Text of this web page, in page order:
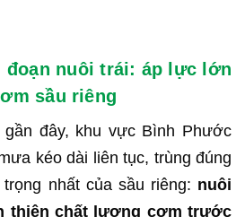
đoạn nuôi trái: áp lực lớn
sầu riêng
gần đây, khu vực Bình Phước
kéo dài liên tục, trùng đúng
nhất của sầu riêng: nuôi
thiện chất lượng cơm trước